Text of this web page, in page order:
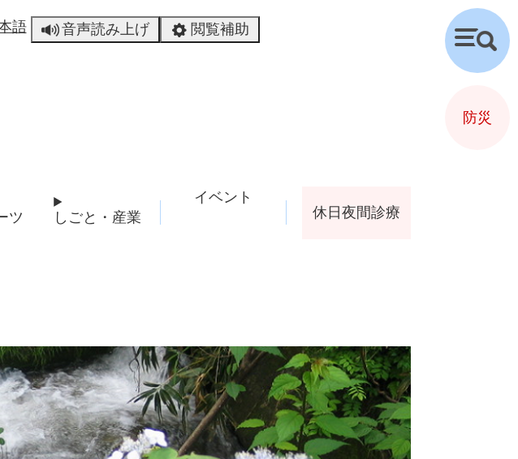
語 音声読み上げ 閲覧補助
ツ しごと・産業
イベント
休日夜間診療
検
索
防災